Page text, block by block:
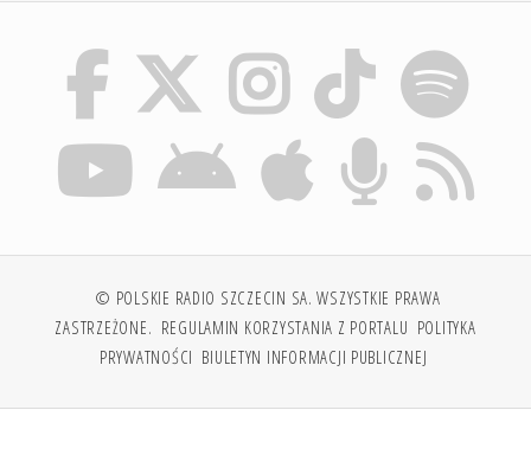
© POLSKIE RADIO SZCZECIN SA. WSZYSTKIE PRAWA
ZASTRZEŻONE. REGULAMIN KORZYSTANIA Z PORTALU POLITYKA
PRYWATNOŚCI BIULETYN INFORMACJI PUBLICZNEJ